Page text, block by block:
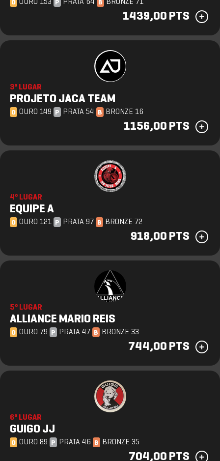
O OURO 153 P PRATA 64 B BRONZE 71
1439,00 PTS
3º LUGAR
PROJETO JACA TEAM
O OURO 149 P PRATA 54 B BRONZE 16
1156,00 PTS
4º LUGAR
EQUIPE A
O OURO 121 P PRATA 97 B BRONZE 72
918,00 PTS
5º LUGAR
ALLIANCE MARIO REIS
O OURO 79 P PRATA 47 B BRONZE 33
744,00 PTS
6º LUGAR
GUIGO JJ
O OURO 89 P PRATA 46 B BRONZE 35
704,00 PTS